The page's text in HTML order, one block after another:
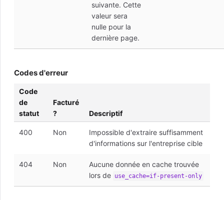
suivante. Cette
valeur sera
nulle pour la
dernière page.
Codes d'erreur
Code
de
statut
Facturé
?
Descriptif
400 Non
Impossible d'extraire suffisamment
d'informations sur l'entreprise cible
404 Non
Aucune donnée en cache trouvée
lors de use_cache=if-present-only